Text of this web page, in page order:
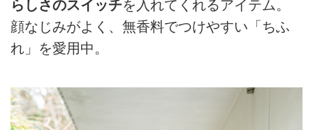
らしさのスイッチを入れてくれるアイテム。
顔なじみがよく、無香料でつけやすい「ちふ
れ」を愛用中。